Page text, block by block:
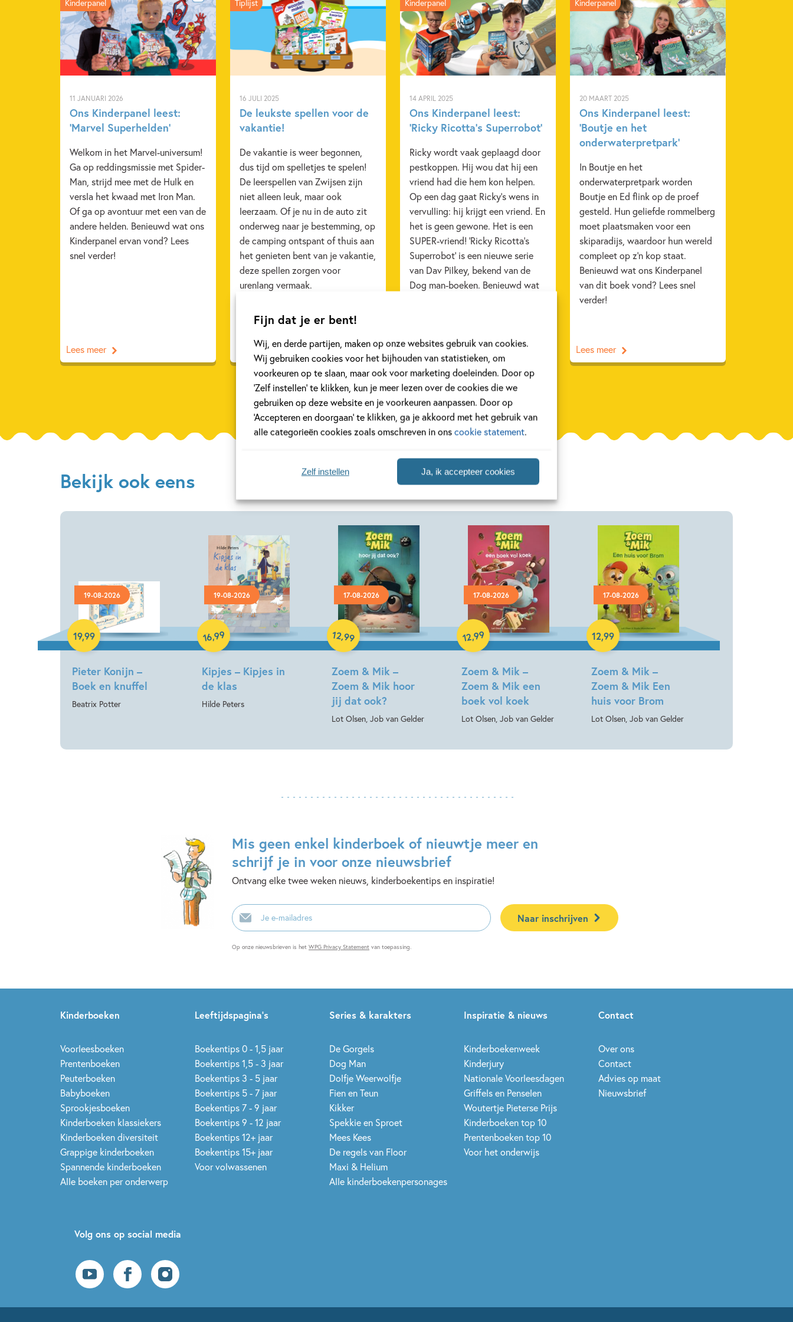
Fijn dat je er bent!
Wij, en derde partijen, maken op onze websites gebruik van cookies.
Wij gebruiken cookies voor het bijhouden van statistieken, om
voorkeuren op te slaan, maar ook voor marketing doeleinden. Door op
‘Zelf instellen’ te klikken, kun je meer lezen over de cookies die we
gebruiken op deze website en je voorkeuren aanpassen. Door op
‘Accepteren en doorgaan’ te klikken, ga je akkoord met het gebruik van
alle categorieën cookies zoals omschreven in onscookie statement.
Ja, ik accepteer cookies
Zelf instellen
Uitgever:
Van Goor
Verschijningsdatum:
15-09-2023
Kenmerken van dit boek
3 – 5 jaar 5 – 7 jaar Dagelijks leven
Familie & gezin
Prentenboeken
Verdriet & afscheid nemen
11 JANUARI 2026
Ons Kinderpanel leest:
‘Marvel Superhelden’
Welkom in het Marvel-universum!
Ga op reddingsmissie met Spider-
Man, strijd mee met de Hulk en
versla het kwaad met Iron Man.
Of ga op avontuur met een van de
andere helden. Benieuwd wat ons
Kinderpanel ervan vond? Lees
snel verder!
Kinderpanel
Lees meer
16 JULI 2025
De leukste spellen voor de
vakantie!
De vakantie is weer begonnen,
dus tijd om spelletjes te spelen!
De leerspellen van Zwijsen zijn
niet alleen leuk, maar ook
leerzaam. Of je nu in de auto zit
onderweg naar je bestemming, op
de camping ontspant of thuis aan
het genieten bent van je vakantie,
deze spellen zorgen voor
urenlang vermaak.
Tiplijst
Lees meer
14 APRIL 2025
Ons Kinderpanel leest:
‘Ricky Ricotta’s Superrobot’
Ricky wordt vaak geplaagd door
pestkoppen. Hij wou dat hij een
vriend had die hem kon helpen.
Op een dag gaat Ricky’s wens in
vervulling: hij krijgt een vriend. En
het is geen gewone. Het is een
SUPER-vriend! 'Ricky Ricotta's
Superrobot' is een nieuwe serie
van Dav Pilkey, bekend van de
Dog man-boeken. Benieuwd wat
Kinderpanel
Lees meer
20 MAART 2025
Ons Kinderpanel leest:
‘Boutje en het
onderwaterpretpark’
In Boutje en het
onderwaterpretpark worden
Boutje en Ed flink op de proef
gesteld. Hun geliefde rommelberg
moet plaatsmaken voor een
skiparadijs, waardoor hun wereld
compleet op z’n kop staat.
Benieuwd wat ons Kinderpanel
van dit boek vond? Lees snel
verder!
Kinderpanel
Lees meer
Bekijk alle artikelen
Bekijk ook eens
19-08-2026
Pieter Konijn –
Boek en knuffel
Beatrix Potter
19,99
Hardcover
19-08-2026
Kipjes – Kipjes in
de klas
Hilde Peters
16,99
Hardcover
17-08-2026
Zoem & Mik –
Zoem & Mik hoor
jij dat ook?
Lot Olsen, Job van Gelder
12,99
Hardcover
17-08-2026
Zoem & Mik –
Zoem & Mik een
boek vol koek
Lot Olsen, Job van Gelder
12,99
Hardcover
17-08-2026
Zoem & Mik –
Zoem & Mik Een
huis voor Brom
Lot Olsen, Job van Gelder
12,99
Hardcover
Mis geen enkel kinderboek of nieuwtje meer en
schrijf je in voor onze nieuwsbrief
Ontvang elke twee weken nieuws, kinderboekentips en inspiratie!
E-
mailadres
Naar inschrijven
Op onze nieuwsbrieven is het WPG Privacy Statement van toepassing.
Kinderboeken
Voorleesboeken
Prentenboeken
Peuterboeken
Babyboeken
Sprookjesboeken
Kinderboeken klassiekers
Kinderboeken diversiteit
Grappige kinderboeken
Spannende kinderboeken
Alle boeken per onderwerp
Leeftijdspagina’s
Boekentips 0 - 1,5 jaar
Boekentips 1,5 - 3 jaar
Boekentips 3 - 5 jaar
Boekentips 5 - 7 jaar
Boekentips 7 - 9 jaar
Boekentips 9 - 12 jaar
Boekentips 12+ jaar
Boekentips 15+ jaar
Voor volwassenen
Series & karakters
De Gorgels
Dog Man
Dolfje Weerwolfje
Fien en Teun
Kikker
Spekkie en Sproet
Mees Kees
De regels van Floor
Maxi & Helium
Alle kinderboekenpersonages
Inspiratie & nieuws
Kinderboekenweek
Kinderjury
Nationale Voorleesdagen
Griffels en Penselen
Woutertje Pieterse Prijs
Kinderboeken top 10
Prentenboeken top 10
Voor het onderwijs
Contact
Over ons
Contact
Advies op maat
Nieuwsbrief
Volg ons op social media